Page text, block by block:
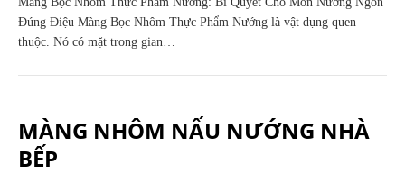
Đúng Điệu Màng Bọc Nhôm Thực Phẩm Nướng là vật dụng quen
thuộc. Nó có mặt trong gian…
MÀNG NHÔM NẤU NƯỚNG NHÀ
BẾP